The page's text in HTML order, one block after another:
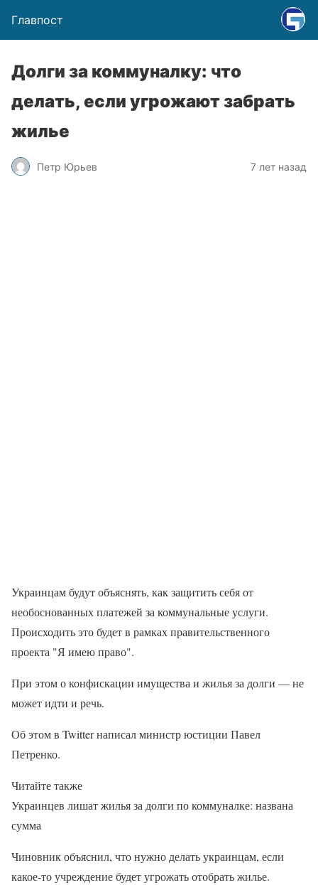
Главпост
Долги за коммуналку: что
делать, если угрожают забрать
жилье
Петр Юрьев 7 лет назад
Украинцам будут объяснять, как защитить себя от
необоснованных платежей за коммунальные услуги.
Происходить это будет в рамках правительственного
проекта "Я имею право".
При этом о конфискации имущества и жилья за долги — не
может идти и речь.
Об этом в Twitter написал министр юстиции Павел
Петренко.
Читайте также
Украинцев лишат жилья за долги по коммуналке: названа
сумма
Чиновник объяснил, что нужно делать украинцам, если
какое-то учреждение будет угрожать отобрать жилье.